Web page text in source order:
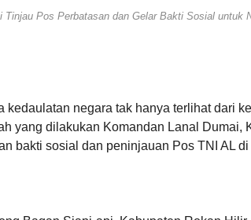
Tinjau Pos Perbatasan dan Gelar Bakti Sosial untuk
kedaulatan negara tak hanya terlihat dari
yang dilakukan Komandan Lanal Dumai,
bakti sosial dan peninjauan Pos TNI AL